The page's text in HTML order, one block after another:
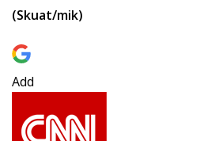
(Skuat/mik)
Add